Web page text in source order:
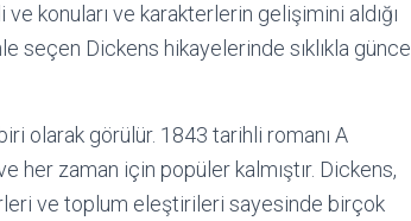
konuları ve karakterlerin gelişimini aldığı
seçen Dickens hikayelerinde sıklıkla güncel
olarak görülür. 1843 tarihli romanı A
her zaman için popüler kalmıştır. Dickens,
ve toplum eleştirileri sayesinde birçok